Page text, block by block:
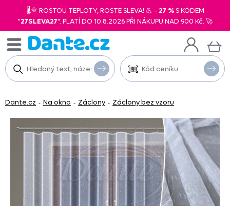
🌡️🌞 ROSTOU TEPLOTY, ROSTE SLEVA! 💪 - 27 %S KÓDEM
"27SLEVA27". PLATÍ DO 10.8.2026 PŘI NÁKUPU NAD 900 Kč. 🚀
Dante.cz - Na okno - Záclony - Záclony bez vzoru